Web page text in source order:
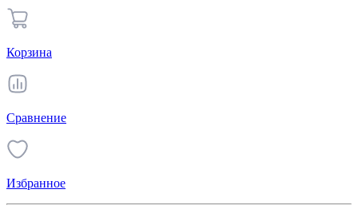
Корзина
Сравнение
Избранное